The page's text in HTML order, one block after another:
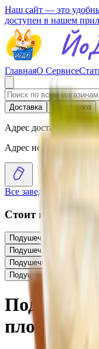
Наш сайт — это
доступен в нашем
ГлавнаяО Сервисе
Доставка Самовывоз
Адрес доставки
Адрес не выбран
Все заведения
Стоит
Подушечки «Витьба» с
Подушечки «Витьба» с
Подушечки «Витьба»
Подушечки «Витьба»
Подушечки
пломбир